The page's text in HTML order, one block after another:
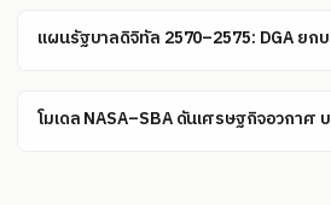
แผนรัฐบาลดิจิทัล 2570–2575: DGA ยก
โมเดล NASA–SBA ดันเศรษฐกิจอวกาศ